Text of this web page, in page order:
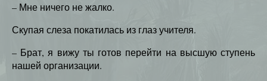
– Мне ничего не жалко.
Скупая слеза покатилась из глаз учителя.
– Брат, я вижу ты готов перейти на высшую ступень
нашей организации.